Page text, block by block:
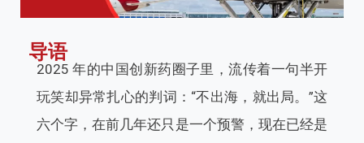
导语
2025 年的中国创新药圈子里，流传着一句半开
玩笑却异常扎心的判词：“不出海，就出局。”这
六个字，在前几年还只是一个预警，现在已经是